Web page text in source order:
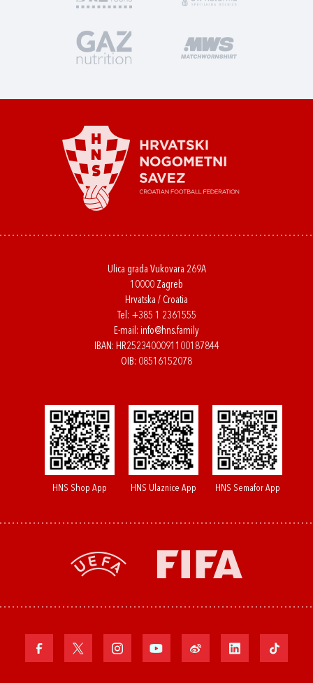
Ulica grada Vukovara 269A
10000 Zagreb
Hrvatska / Croatia
Tel: +385 1 2361555
E-mail: info@hns.family
IBAN: HR2523400091100187844
OIB: 08516152078
HNS Shop App HNS Ulaznice App HNS Semafor App